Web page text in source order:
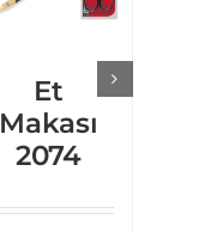
Et
Makası
2074